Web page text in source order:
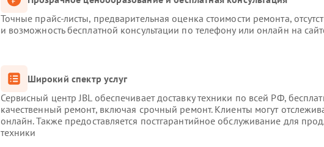
Точные прайс-листы, предварительная оценка стоимости ремонта,
и возможность бесплатной консультации по телефону или онлайн на
Широкий спектр услуг
Сервисный центр JBL обеспечивает доставку техники по всей РФ,
качественный ремонт, включая срочный ремонт. Клиенты могут
онлайн. Также предоставляется постгарантийное обслуживание для
техники